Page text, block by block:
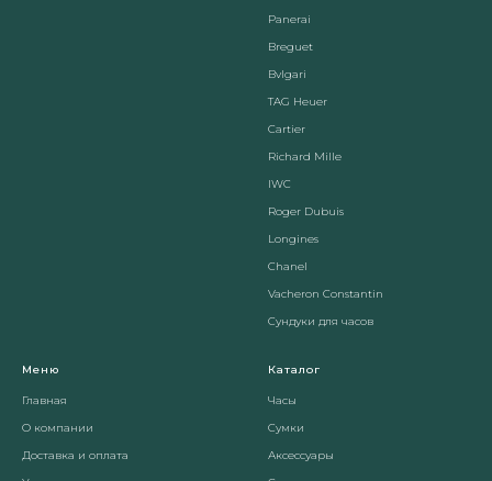
Panerai
Breguet
Вvlgari
TAG Heuer
Cartier
Richard Mille
IWC
Roger Dubuis
Longines
Chanel
Vacheron Constantin
Сундуки для часов
Меню
Главная
О компании
Доставка и оплата
Каталог
Часы
Сумки
Аксессуары